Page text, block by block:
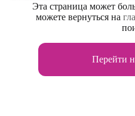
Эта страница может
можете вернуться на
Перейти